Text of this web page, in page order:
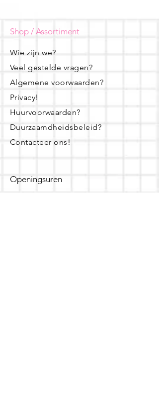
Shop / Assortiment
Wie zijn we?
Veel gestelde vragen?
Algemene voorwaarden?
Privacy!
Huurvoorwaarden?
Duurzaamdheidsbeleid?
Contacteer ons!
Openingsuren